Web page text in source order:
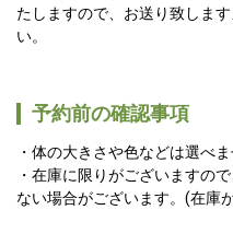
たしますので、お送り致しま
い。
予約前の確認事項
体の大きさや色などは選べま
在庫に限りがございますの
ない場合がございます。(在庫